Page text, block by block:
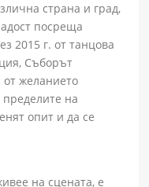
страна и град,
посреща
2015 г. от танцова
Съборът
желанието
на
опит и да се
на сцената, е